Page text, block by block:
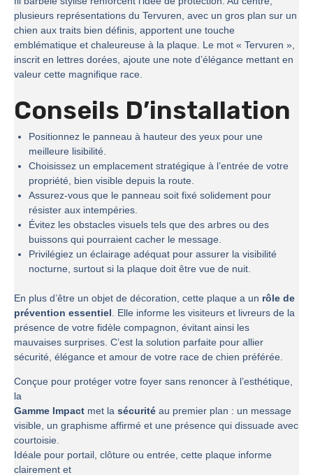
plusieurs représentations du Tervuren, avec un gros plan sur un
chien aux traits bien définis, apportent une touche
emblématique et chaleureuse à la plaque. Le mot « Tervuren »,
inscrit en lettres dorées, ajoute une note d’élégance mettant en
valeur cette magnifique race.
Conseils D’installation
Positionnez le panneau à hauteur des yeux pour une
meilleure lisibilité.
Choisissez un emplacement stratégique à l’entrée de votre
propriété, bien visible depuis la route.
Assurez-vous que le panneau soit fixé solidement pour
résister aux intempéries.
Évitez les obstacles visuels tels que des arbres ou des
buissons qui pourraient cacher le message.
Privilégiez un éclairage adéquat pour assurer la visibilité
nocturne, surtout si la plaque doit être vue de nuit.
En plus d’être un objet de décoration, cette plaque a un rôle de
prévention essentiel. Elle informe les visiteurs et livreurs de la
présence de votre fidèle compagnon, évitant ainsi les
mauvaises surprises. C’est la solution parfaite pour allier
sécurité, élégance et amour de votre race de chien préférée.
Conçue pour protéger votre foyer sans renoncer à l’esthétique,
la
Gamme Impact met la sécurité au premier plan : un message
visible, un graphisme affirmé et une présence qui dissuade avec
courtoisie.
Idéale pour portail, clôture ou entrée, cette plaque informe
clairement et